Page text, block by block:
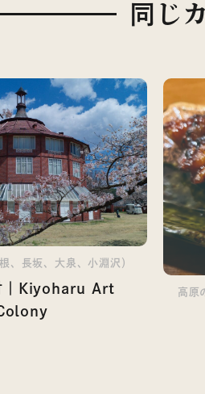
同じ
、長坂、大泉、小淵沢）
｜Kiyoharu Art
高原